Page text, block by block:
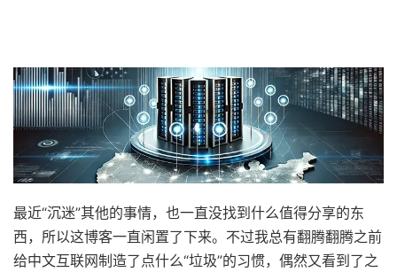
最近“沉迷”其他的事情，也一直没找到什么值得分享的东
西，所以这博客一直闲置了下来。不过我总有翻腾翻腾之前
给中文互联网制造了点什么“垃圾”的习惯，偶然又看到了之